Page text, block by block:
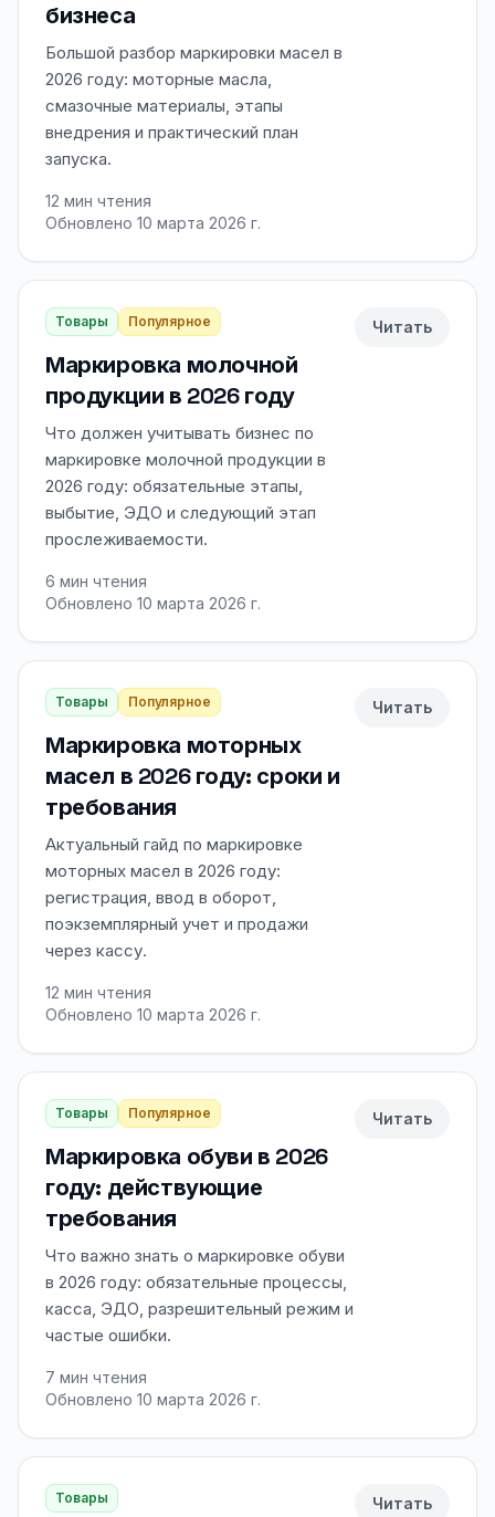
бизнеса
Большой разбор маркировки масел в
2026 году: моторные масла,
смазочные материалы, этапы
внедрения и практический план
запуска.
12 мин чтения
Обновлено 10 марта 2026 г.
Товары Популярное
Маркировка молочной
продукции в 2026 году
Что должен учитывать бизнес по
маркировке молочной продукции в
2026 году: обязательные этапы,
выбытие, ЭДО и следующий этап
прослеживаемости.
6 мин чтения
Обновлено 10 марта 2026 г.
Читать
Товары Популярное
Маркировка моторных
масел в 2026 году: сроки и
требования
Актуальный гайд по маркировке
моторных масел в 2026 году:
регистрация, ввод в оборот,
поэкземплярный учет и продажи
через кассу.
12 мин чтения
Обновлено 10 марта 2026 г.
Читать
Товары Популярное
Маркировка обуви в 2026
году: действующие
требования
Что важно знать о маркировке обуви
в 2026 году: обязательные процессы,
касса, ЭДО, разрешительный режим и
частые ошибки.
7 мин чтения
Обновлено 10 марта 2026 г.
Читать
Товары Читать